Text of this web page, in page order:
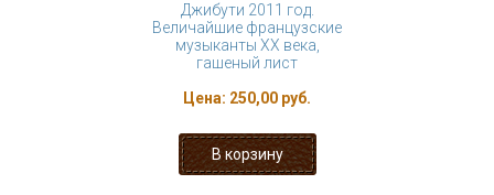
Джибути 2011 год.
Величайшие французские
музыканты XX века,
гашеный лист
Цена: 250,00 руб.